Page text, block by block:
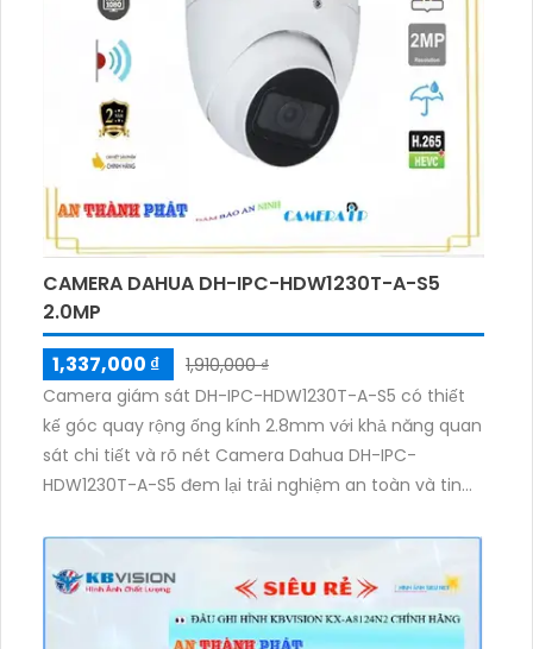
CAMERA DAHUA DH-IPC-HDW1230T-A-S5
2.0MP
1,337,000 ₫
1,910,000 ₫
Camera giám sát DH-IPC-HDW1230T-A-S5 có thiết
kế góc quay rộng ống kính 2.8mm với khả năng quan
sát chi tiết và rõ nét Camera Dahua DH-IPC-
HDW1230T-A-S5 đem lại trải nghiệm an toàn và tin
diện rộng phù hợp cho việc giám sát các khu vực lớn
để bảo vệ tài sản và an ninh cho gia đình, cửa hàng
hoặc doanh nghiệp